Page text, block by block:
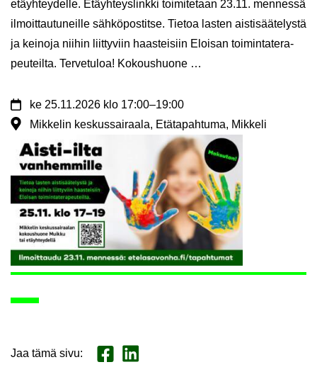
etäyh­tey­del­le. Etäyh­teys­link­ki toi­mi­te­taan 23.11. men­nes­sä
il­moit­tau­tu­neil­le säh­kö­pos­tit­se. Tie­toa las­ten ais­ti­sää­te­lys­tä
ja kei­no­ja nii­hin liit­ty­viin haas­tei­siin Eloi­san toi­min­ta­te­ra­
peu­teil­ta. Ter­ve­tu­loa! Ko­kous­huo­ne …
ke 25.11.2026 klo 17:00–19:00
Mikkelin keskussairaala, Etätapahtuma, Mikkeli
Jaa tämä sivu: Jaa Face­book
Jaa Lin­ke­dI­nis­sä